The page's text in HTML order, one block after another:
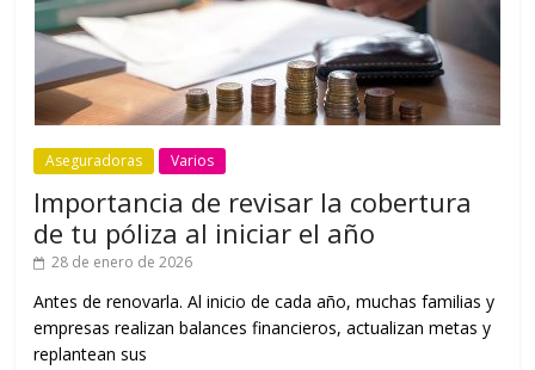
Aseguradoras Varios
Importancia de revisar la cobertura
de tu póliza al iniciar el año
28 de enero de 2026
Antes de renovarla. Al inicio de cada año, muchas familias y
empresas realizan balances financieros, actualizan metas y
replantean sus